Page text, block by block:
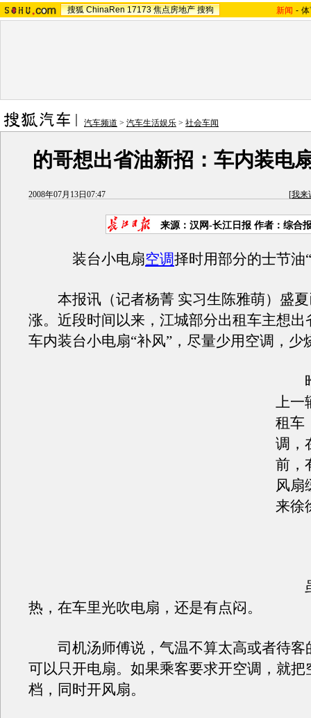
搜狐 ChinaRen 17173 焦点房地产 搜狗 新闻 -
汽车频道 > 汽车生活娱乐 > 社会车闻
的哥想出省油新招：车内装电
2008年07月13日07:47 [我来
来源：汉网-长江日报 作者：综合
装台小电扇空调择时用部分的士节油
本报讯（记者杨菁 实习生陈雅萌）盛夏
涨。近段时间以来，江城部分出租车主想出
车内装台小电扇“补风”，尽量少用空调，少
昨
上一
租车
调，
前，
风扇
来徐
虽
热，在车里光吹电扇，还是有点闷。
司机汤师傅说，气温不算太高或者待客
可以只开电扇。如果乘客要求开空调，就把
档，同时开风扇。